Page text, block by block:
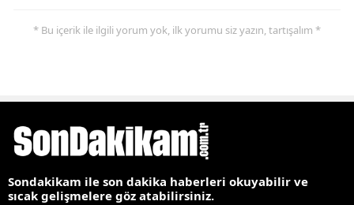
* Bu içerik ile ilgili yorum yok, ilk yorumu siz yazın, tartışalım *
Sondakikam ile son dakika haberleri okuyabilir ve
sıcak gelişmelere göz atabilirsiniz.